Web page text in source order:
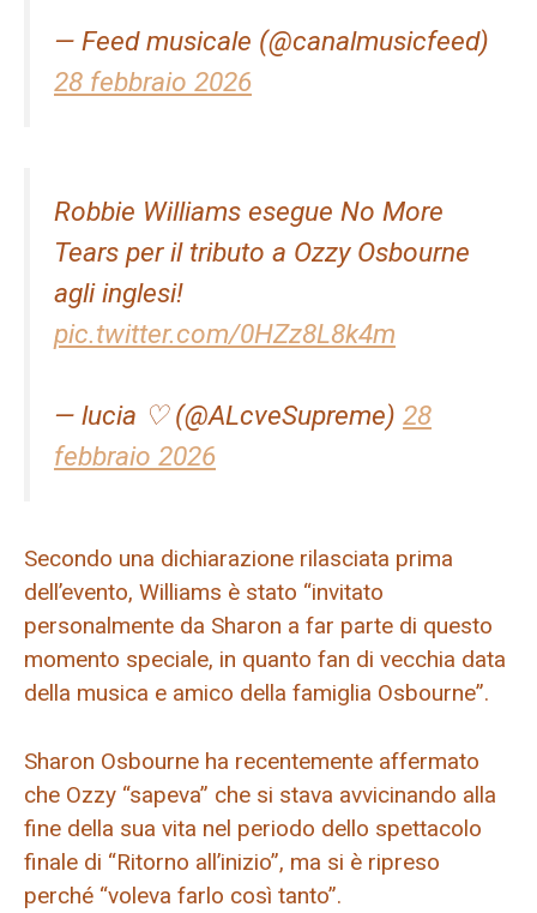
— Feed musicale (@canalmusicfeed)
28 febbraio 2026
Robbie Williams esegue No More
Tears per il tributo a Ozzy Osbourne
agli inglesi!
pic.twitter.com/0HZz8L8k4m
— lucia ♡ (@ALcveSupreme) 28
febbraio 2026
Secondo una dichiarazione rilasciata prima
dell’evento, Williams è stato “invitato
personalmente da Sharon a far parte di questo
momento speciale, in quanto fan di vecchia data
della musica e amico della famiglia Osbourne”.
Sharon Osbourne ha recentemente affermato
che Ozzy “sapeva” che si stava avvicinando alla
fine della sua vita nel periodo dello spettacolo
finale di “Ritorno all’inizio”, ma si è ripreso
perché “voleva farlo così tanto”.